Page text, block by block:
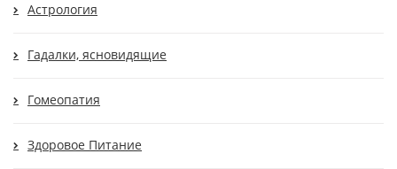
Астрология
Гадалки, ясновидящие
Гомеопатия
Здоровое Питание